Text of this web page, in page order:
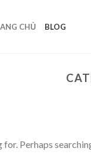
CHỦ BLOG
Perhaps